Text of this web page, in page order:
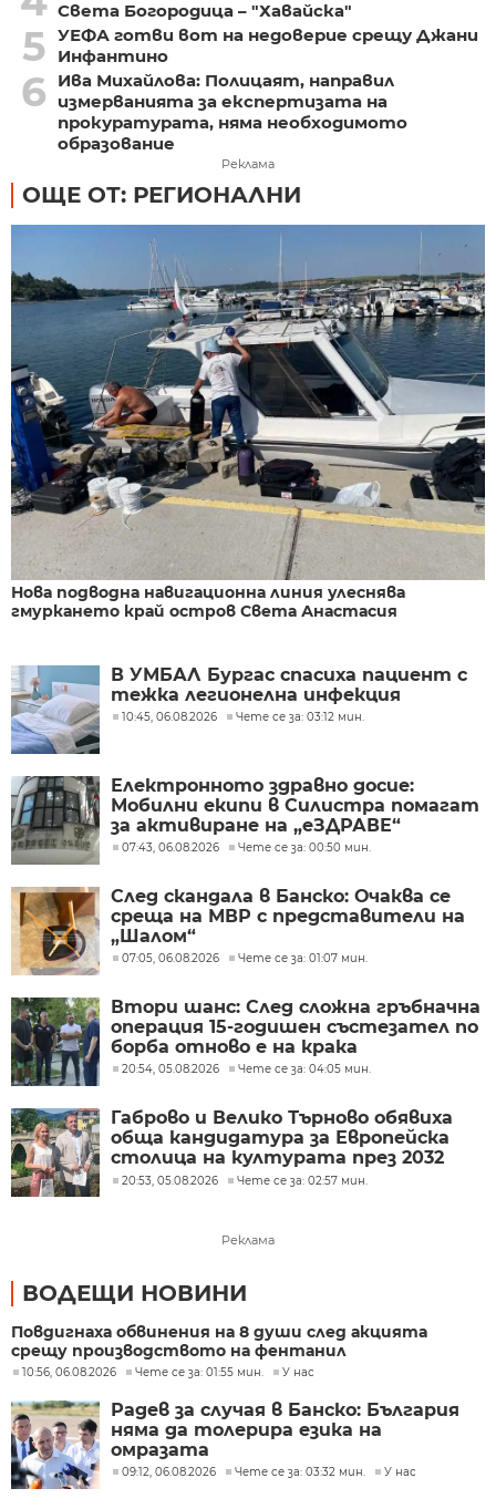
Света Богородица – "Хавайска"
5 УЕФА готви вот на недоверие срещу Джани
Инфантино
6
Ива Михайлова: Полицаят, направил
измерванията за експертизата на
прокуратурата, няма необходимото
образование
Реклама
ОЩЕ ОТ: РЕГИОНАЛНИ
Нова подводна навигационна линия улеснява
гмуркането край остров Света Анастасия
В УМБАЛ Бургас спасиха пациент с
тежка легионелна инфекция
10:45, 06.08.2026 Чете се за: 03:12 мин.
Електронното здравно досие:
Мобилни екипи в Силистра помагат
за активиране на „еЗДРАВЕ“
07:43, 06.08.2026 Чете се за: 00:50 мин.
След скандала в Банско: Очаква се
среща на МВР с представители на
„Шалом“
07:05, 06.08.2026 Чете се за: 01:07 мин.
Втори шанс: След сложна гръбначна
операция 15-годишен състезател по
борба отново е на крака
20:54, 05.08.2026 Чете се за: 04:05 мин.
Габрово и Велико Търново обявиха
обща кандидатура за Европейска
столица на културата през 2032
година
20:53, 05.08.2026 Чете се за: 02:57 мин.
Реклама
ВОДЕЩИ НОВИНИ
Повдигнаха обвинения на 8 души след акцията
срещу производството на фентанил
10:56, 06.08.2026 Чете се за: 01:55 мин. У нас
Радев за случая в Банско: България
няма да толерира езика на
омразата
09:12, 06.08.2026 Чете се за: 03:32 мин. У нас